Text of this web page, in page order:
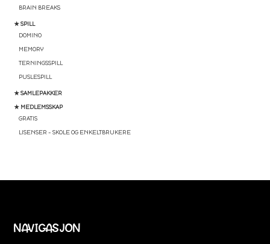
BRAIN BREAKS
★ SPILL
DOMINO
MEMORY
TERNINGSSPILL
PUSLESPILL
★ SAMLEPAKKER
★ MEDLEMSSKAP
GRATIS
LISENSER – SKOLE OG ENKELTBRUKERE
NAVIGASJON